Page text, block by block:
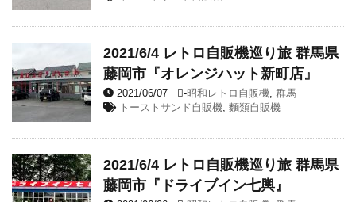
2021/6/4 レトロ自販機巡り旅 群馬県
藤岡市『オレンジハット新町店』
2021/06/07 -昭和レトロ自販機, 群馬
トーストサンド自販機, 麵類自販機
2021/6/4 レトロ自販機巡り旅 群馬県
藤岡市『ドライブイン七輿』